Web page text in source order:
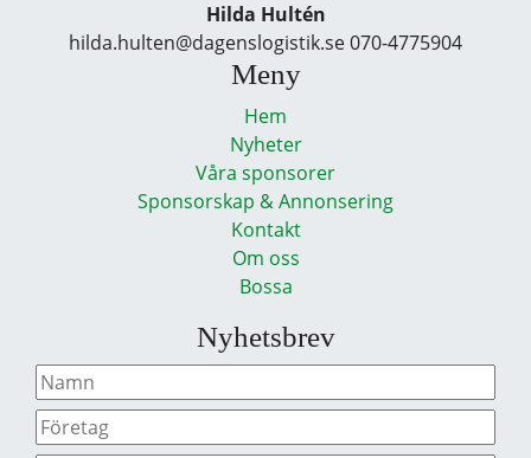
Hilda Hultén
hilda.hulten@dagenslogistik.se 070-4775904
Meny
Hem
Nyheter
Våra sponsorer
Sponsorskap & Annonsering
Kontakt
Om oss
Bossa
Nyhetsbrev